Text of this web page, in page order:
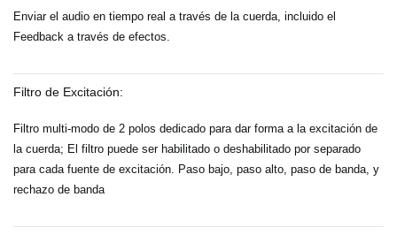
Enviar el audio en tiempo real a través de la cuerda, incluido el
Feedback a través de efectos.
Filtro de Excitación:
Filtro multi-modo de 2 polos dedicado para dar forma a la excitación de
la cuerda; El filtro puede ser habilitado o deshabilitado por separado
para cada fuente de excitación. Paso bajo, paso alto, paso de banda, y
rechazo de banda